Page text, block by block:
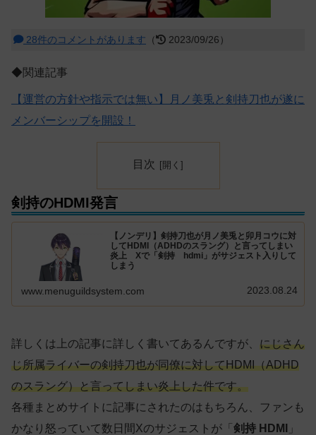
28件のコメントがあります （ 2023/09/26）
◆関連記事
【運営の方針や指示では無い】月ノ美兎と剣持刀也が遂に
メンバーシップを開設！
目次
剣持のHDMI発言
【ノンデリ】剣持刀也が月ノ美兎と卯月コウに対
してHDMI（ADHDのスラング）と言ってしまい
炎上 Xで「剣持 hdmi」がサジェスト入りして
しまう
www.menuguildsystem.com 2023.08.24
詳しくは上の記事に詳しく書いてあるんですが、 にじさん
じ所属ライバーの剣持刀也が同僚に対してHDMI（ADHD
のスラング）と言ってしまい炎上した件です。
各種まとめサイトに記事にされたのはもちろん、ファンも
かなり怒っていて数日間Xのサジェストが「 剣持 HDMI
」